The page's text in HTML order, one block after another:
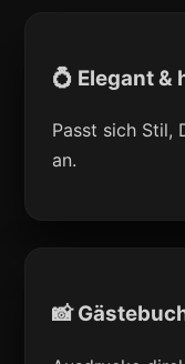
💍 Elegant
Passt sich Stil,
an.
📸